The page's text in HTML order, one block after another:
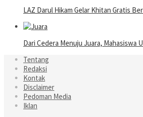
LAZ Darul Hikam Gelar Khitan Gratis
Dari Cedera Menuju Juara, Mahasiswa
Tentang
Redaksi
Kontak
Disclaimer
Pedoman Media
Iklan